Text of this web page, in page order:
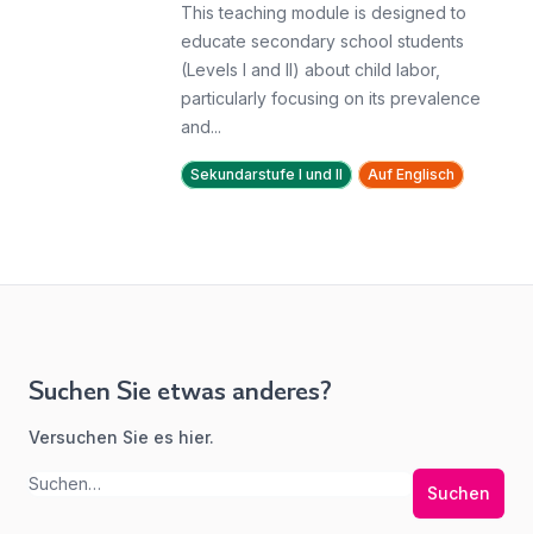
This teaching module is designed to
educate secondary school students
(Levels I and II) about child labor,
particularly focusing on its prevalence
and...
Sekundarstufe I und II Auf Englisch
Suchen Sie etwas anderes?
Versuchen Sie es hier.
Suchen